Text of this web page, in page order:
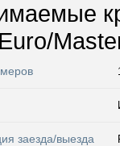
заезда/выезда